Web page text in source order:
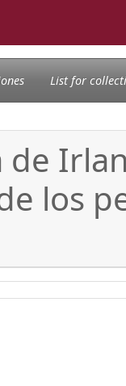
List for
de
los